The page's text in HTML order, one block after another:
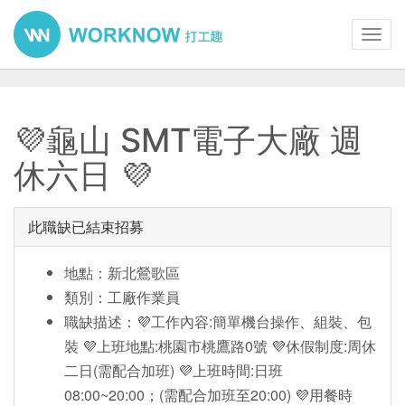
💜龜山 SMT電子大廠 週
休六日 💜
此職缺已結束招募
地點：新北鶯歌區
類別：工廠作業員
職缺描述：💜工作內容:簡單機台操作、組裝、包
裝 💜上班地點:桃園市桃鷹路0號 💜休假制度:周休
二日(需配合加班) 💜上班時間:日班
08:00~20:00；(需配合加班至20:00) 💜用餐時